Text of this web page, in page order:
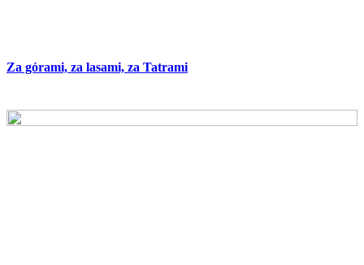
Za górami, za lasami, za Tatrami